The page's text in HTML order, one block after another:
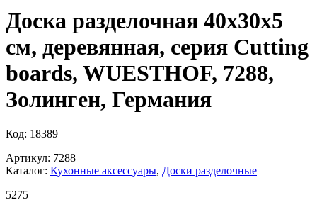
Доска разделочная 40х30х5
см, деревянная, серия Cutting
boards, WUESTHOF, 7288,
Золинген, Германия
Код: 18389
Артикул: 7288
Каталог: Кухонные аксессуары, Доски разделочные
5275